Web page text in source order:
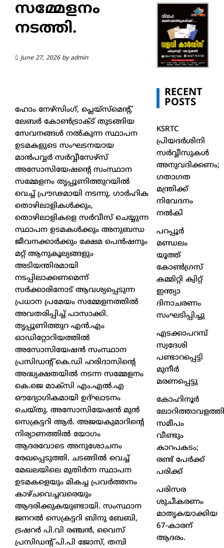
സമ്മേളനം
നടത്തി.
June 27, 2026by admin
ഹോം നേഴ്‌സിംഗ്, പ്ലെയ്‌സ്‌മെൻ്റ്,
ലേബർ കോൺട്രാക്ട് തുടങ്ങിയ
സേവനങ്ങൾ നൽകുന്ന സ്ഥാപന
ഉടമകളുടെ സംഘടനയായ
മാൻപവ്വർ സർവ്വീസേഴ്സ്
അസോസിയേഷൻ്റെ സംസ്ഥാന
സമ്മേളനം തൃപ്പൂണിത്തുറയിൽ
വെച്ച് പ്രൗഢമായി നടന്നു. ഗാർഹിക
തൊഴിലാളികൾക്കും,
തൊഴിലാളികളെ സർവീസ് ചെയ്യുന്ന
സ്ഥാപന ഉടമകൾക്കും അനുബന്ധ
ജീവനക്കാർക്കും ക്ഷേമ പെൻഷനും
മറ്റ് ആനുകൂല്യങ്ങളും
അടിയന്തിരമായി
നടപ്പിലാക്കണമെന്ന്
സർക്കാരിനോട് ആവശ്യപ്പെടുന്ന
പ്രധാന പ്രമേയം സമ്മേളനത്തിൽ
അവതരിപ്പിച്ച് പാസാക്കി.
തൃപ്പൂണിത്തുറ എൻ.എം
ഓഡിറ്റോറിയത്തിൽ
അസോസിയേഷൻ സംസ്ഥാന
പ്രസിഡൻ്റ് കെ.ഡി ഹരിദാസിൻ്റെ
അദ്ധ്യക്ഷതയിൽ നടന്ന സമ്മേളനം
കെ.ജെ മാക്സി എം.എൽ.എ
ഔദ്യോഗികമായി ഉദ്ഘാടനം
ചെയ്തു. അസോസിയേഷൻ മുൻ
സെക്രട്ടറി ആർ. അജയകുമാറിൻ്റെ
നിര്യാണത്തിൽ യോഗം
ആദരവോടെ അനുശോചനം
രേഖപ്പെടുത്തി. ചടങ്ങിൽ വെച്ച്
മേഖലയിലെ മുതിർന്ന സ്ഥാപന
ഉടമകളെയും മികച്ച പ്രവർത്തനം
കാഴ്ചവെച്ചവരെയും
ആദരിക്കുകയുണ്ടായി. സംസ്ഥാന
ജനറൽ സെക്രട്ടറി ബിനു ബേബി,
ട്രഷറർ പി.വി രഞ്ചൻ, വൈസ്
പ്രസിഡൻ്റ് പി.പി ജോസ്, തമ്പി
RECENT
POSTS
KSRTC
പ്രിയദർശിനി
സർവ്വീസുകൾ
അനുവദിക്കണം;
ഗതാഗത
മന്ത്രിക്ക്
നിവേദനം
നൽകി
പറപ്പൂർ
മണ്ഡലം
യൂത്ത്
കോൺഗ്രസ്
കമ്മിറ്റി ക്വിറ്റ്
ഇന്ത്യാ
ദിനാചരണം
സംഘടിപ്പിച്ചു
എടക്കാപറമ്പ്
സ്വദേശി
പണ്ടാറപ്പെട്ടി
മുനീർ
മരണപ്പെട്ടു
കോഹിനൂർ
സമീപം
വീണ്ടും
കാറപകടം;
രണ്ട് പേർക്ക്
പരിക്ക്
പരിസര
ശുചീകരണം
മാതൃകയാക്കിയ
67-കാരന്
ആദരം.